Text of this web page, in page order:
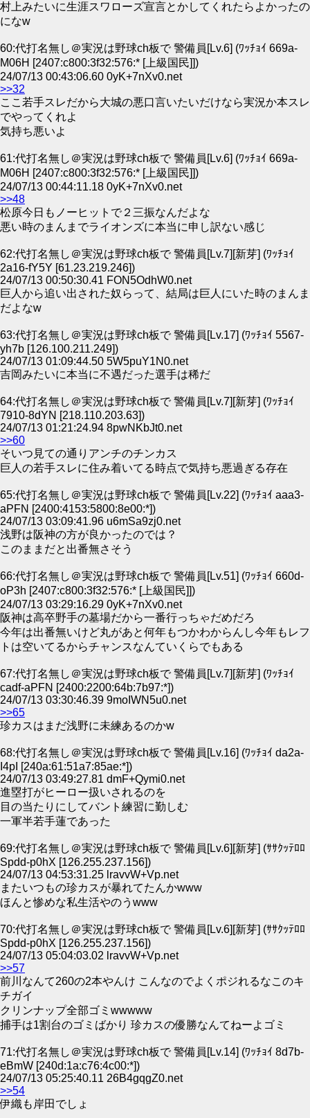
村上みたいに生涯スワローズ宣言とかしてくれたらよかったの
になw
60:代打名無し＠実況は野球ch板で 警備員[Lv.6] (ﾜｯﾁｮｲ 669a-
M06H [2407:c800:3f32:576:* [上級国民]])
24/07/13 00:43:06.60 0yK+7nXv0.net
>>32
ここ若手スレだから大城の悪口言いたいだけなら実況か本スレ
でやってくれよ
気持ち悪いよ
61:代打名無し＠実況は野球ch板で 警備員[Lv.6] (ﾜｯﾁｮｲ 669a-
M06H [2407:c800:3f32:576:* [上級国民]])
24/07/13 00:44:11.18 0yK+7nXv0.net
>>48
松原今日もノーヒットで２三振なんだよな
悪い時のまんまでライオンズに本当に申し訳ない感じ
62:代打名無し＠実況は野球ch板で 警備員[Lv.7][新芽] (ﾜｯﾁｮｲ
2a16-fY5Y [61.23.219.246])
24/07/13 00:50:30.41 FON5OdhW0.net
巨人から追い出された奴らって、結局は巨人にいた時のまんま
だよなw
63:代打名無し＠実況は野球ch板で 警備員[Lv.17] (ﾜｯﾁｮｲ 5567-
yh7b [126.100.211.249])
24/07/13 01:09:44.50 5W5puY1N0.net
吉岡みたいに本当に不遇だった選手は稀だ
64:代打名無し＠実況は野球ch板で 警備員[Lv.7][新芽] (ﾜｯﾁｮｲ
7910-8dYN [218.110.203.63])
24/07/13 01:21:24.94 8pwNKbJt0.net
>>60
そいつ見ての通りアンチのチンカス
巨人の若手スレに住み着いてる時点で気持ち悪過ぎる存在
65:代打名無し＠実況は野球ch板で 警備員[Lv.22] (ﾜｯﾁｮｲ aaa3-
aPFN [2400:4153:5800:8e00:*])
24/07/13 03:09:41.96 u6mSa9zj0.net
浅野は阪神の方が良かったのでは？
このままだと出番無さそう
66:代打名無し＠実況は野球ch板で 警備員[Lv.51] (ﾜｯﾁｮｲ 660d-
oP3h [2407:c800:3f32:576:* [上級国民]])
24/07/13 03:29:16.29 0yK+7nXv0.net
阪神は高卒野手の墓場だから一番行っちゃだめだろ
今年は出番無いけど丸があと何年もつかわからんし今年もレフ
トは空いてるからチャンスなんていくらでもある
67:代打名無し＠実況は野球ch板で 警備員[Lv.7][新芽] (ﾜｯﾁｮｲ
cadf-aPFN [2400:2200:64b:7b97:*])
24/07/13 03:30:46.39 9moIWN5u0.net
>>65
珍カスはまだ浅野に未練あるのかw
68:代打名無し＠実況は野球ch板で 警備員[Lv.16] (ﾜｯﾁｮｲ da2a-
I4pI [240a:61:51a7:85ae:*])
24/07/13 03:49:27.81 dmF+Qymi0.net
進塁打がヒーロー扱いされるのを
目の当たりにしてバント練習に勤しむ
一軍半若手蓮であった
69:代打名無し＠実況は野球ch板で 警備員[Lv.6][新芽] (ｻｻｸｯﾃﾛﾛ
Spdd-p0hX [126.255.237.156])
24/07/13 04:53:31.25 lravvW+Vp.net
またいつもの珍カスが暴れてたんかwww
ほんと惨めな私生活やのうwww
70:代打名無し＠実況は野球ch板で 警備員[Lv.6][新芽] (ｻｻｸｯﾃﾛﾛ
Spdd-p0hX [126.255.237.156])
24/07/13 05:04:03.02 lravvW+Vp.net
>>57
前川なんて260の2本やんけ こんなのでよくポジれるなこのキ
チガイ
クリンナップ全部ゴミwwwww
捕手は1割台のゴミばかり 珍カスの優勝なんてねーよゴミ
71:代打名無し＠実況は野球ch板で 警備員[Lv.14] (ﾜｯﾁｮｲ 8d7b-
eBmW [240d:1a:c76:4c00:*])
24/07/13 05:25:40.11 26B4gqgZ0.net
>>54
伊織も岸田でしょ